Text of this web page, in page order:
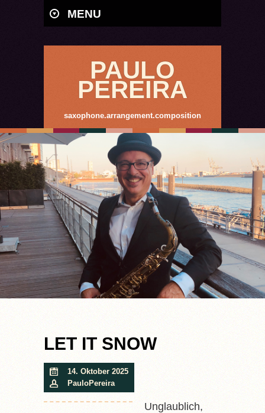
MENU
PAULO
PEREIRA
saxophone.arrangement.composition
LET IT SNOW
14. Oktober 2025
PauloPereira
Unglaublich,